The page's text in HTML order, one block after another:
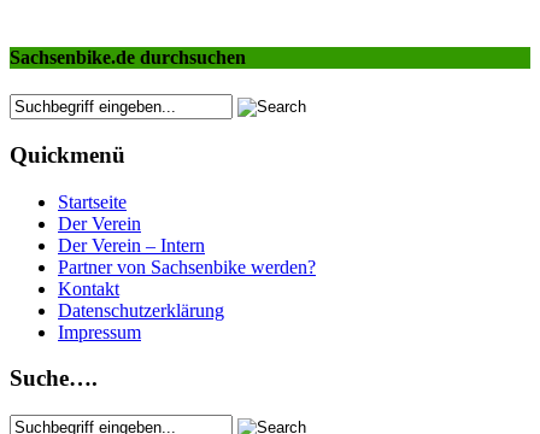
Sachsenbike.de durchsuchen
Quickmenü
Startseite
Der Verein
Der Verein – Intern
Partner von Sachsenbike werden?
Kontakt
Datenschutzerklärung
Impressum
Suche….